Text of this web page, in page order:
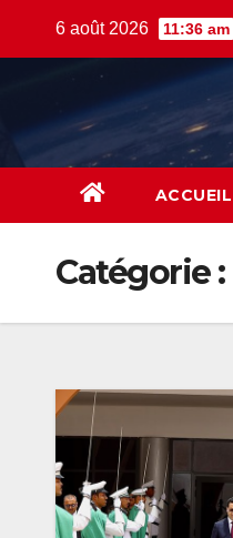
6 août 2026 11:36 am
ACCUEIL
Catégorie :